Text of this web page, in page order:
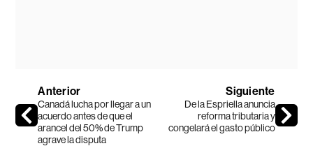
Anterior
Canadá lucha por llegar a un
acuerdo antes de que el
arancel del 50% de Trump
agrave la disputa
Siguiente
De la Espriella anuncia
reforma tributaria y
congelará el gasto público